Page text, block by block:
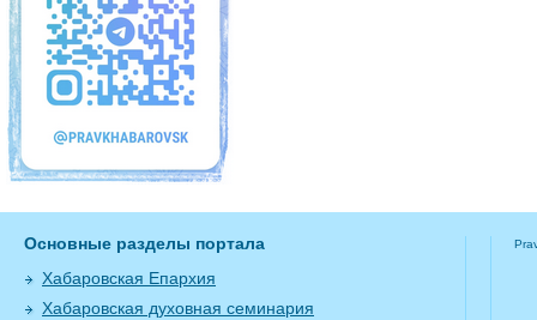
Основные разделы портала
Хабаровская Епархия
Хабаровская духовная семинария